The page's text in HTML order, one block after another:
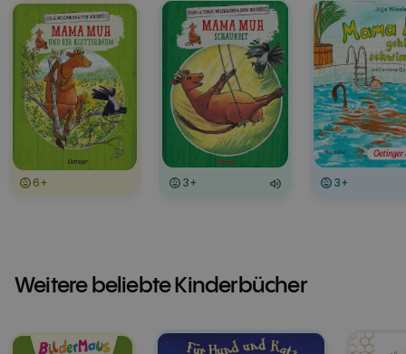
6+ 3+ 3+
Weitere beliebte Kinderbücher